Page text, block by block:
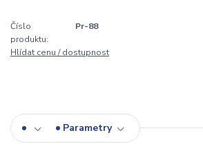
Číslo
produktu:
Pr-88
Hlídat cenu / dostupnost
Parametry